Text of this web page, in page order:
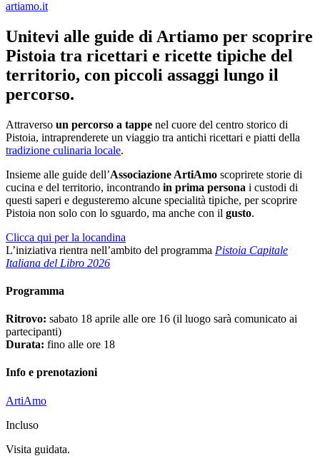
artiamo.it
Unitevi alle guide di Artiamo per scoprire
Pistoia tra ricettari e ricette tipiche del
territorio, con piccoli assaggi lungo il
percorso.
Attraverso un percorso a tappe nel cuore del centro storico di
Pistoia, intraprenderete un viaggio tra antichi ricettari e piatti della
tradizione culinaria locale.
Insieme alle guide dell’Associazione ArtiAmo scoprirete storie di
cucina e del territorio, incontrando in prima persona i custodi di
questi saperi e degusteremo alcune specialità tipiche, per scoprire
Pistoia non solo con lo sguardo, ma anche con il gusto.
Clicca qui per la locandina
L’iniziativa rientra nell’ambito del programma Pistoia Capitale
Italiana del Libro 2026
Programma
Ritrovo: sabato 18 aprile alle ore 16 (il luogo sarà comunicato ai
partecipanti)
Durata: fino alle ore 18
Info e prenotazioni
ArtiAmo
Incluso
Visita guidata.